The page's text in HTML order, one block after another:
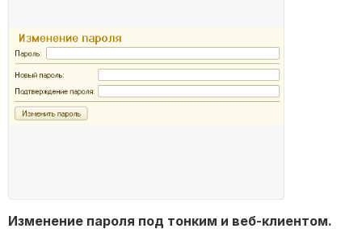
Изменение пароля под тонким и веб-клиентом.